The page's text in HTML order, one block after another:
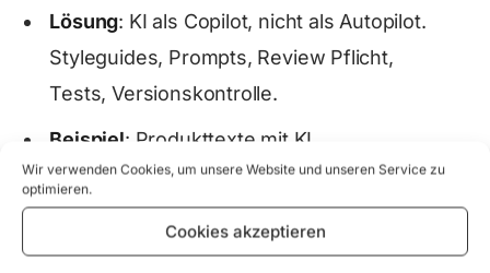
Wir verwenden Cookies, um unsere Website und unseren Service zu
optimieren.
Cookies akzeptieren
Lösung: KI als Copilot, nicht als Autopilot.
Styleguides, Prompts, Review Pflicht,
Tests, Versionskontrolle.
Beispiel: Produkttexte mit KI
vorformulieren, dann Fakten prüfen, Ton
anpassen, interne Links setzen.
Mini Playbook: Prompt Vorlagen, Do und